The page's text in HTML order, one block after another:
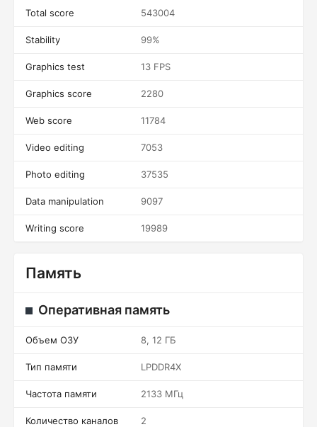
Total score 543004
Stability 99%
Graphics test 13 FPS
Graphics score 2280
Web score 11784
Video editing 7053
Photo editing 37535
Data manipulation 9097
Writing score 19989
Память
Оперативная память
Объем ОЗУ 8, 12 ГБ
Тип памяти LPDDR4X
Частота памяти 2133 МГц
Количество каналов 2